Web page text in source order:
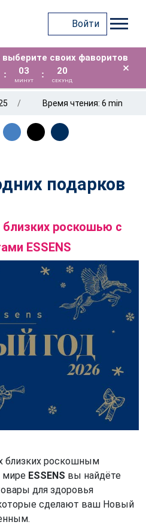
Войти
своих фаворитов
: 03
МИНУТ
: 19
СЕКУНД
×
Время чтения: 6 min
подарков
близких роскошью с
ESSENS
близких роскошным
мире ESSENS вы найдёте
для здоровья
сделают ваш Новый